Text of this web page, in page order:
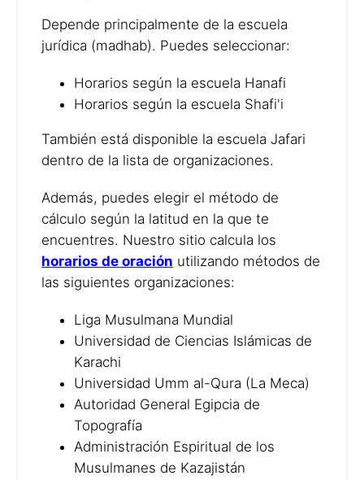
Depende principalmente de la escuela
jurídica (madhab). Puedes seleccionar:
Horarios según la escuela Hanafi
Horarios según la escuela Shafi'i
También está disponible la escuela Jafari
dentro de la lista de organizaciones.
Además, puedes elegir el método de
cálculo según la latitud en la que te
encuentres. Nuestro sitio calcula los
horarios de oración utilizando métodos de
las siguientes organizaciones:
Liga Musulmana Mundial
Universidad de Ciencias Islámicas de
Karachi
Universidad Umm al-Qura (La Meca)
Autoridad General Egipcia de
Topografía
Administración Espiritual de los
Musulmanes de Kazajistán